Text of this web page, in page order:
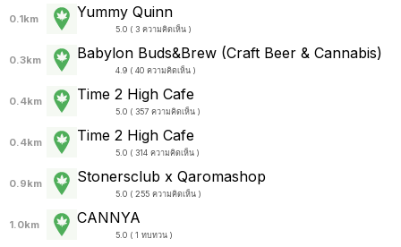
0.1km Yummy Quinn
5.0 ( 3 ความคิดเห็น )
0.3km Babylon Buds&Brew (Craft Beer & Cannabis)
4.9 ( 40 ความคิดเห็น )
0.4km Time 2 High Cafe
5.0 ( 357 ความคิดเห็น )
0.4km Time 2 High Cafe
5.0 ( 314 ความคิดเห็น )
0.9km Stonersclub x Qaromashop
5.0 ( 255 ความคิดเห็น )
1.0km CANNYA
5.0 ( 1 ทบทวน )